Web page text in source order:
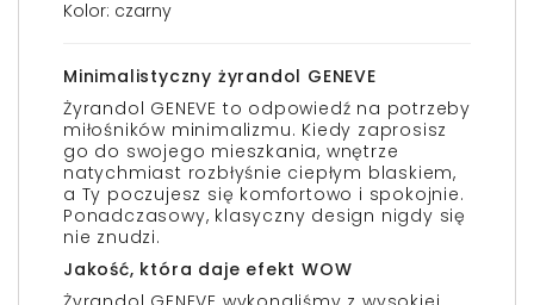
Kolor: czarny
Minimalistyczny żyrandol GENEVE
Żyrandol GENEVE to odpowiedź na potrzeby
miłośników minimalizmu. Kiedy zaprosisz
go do swojego mieszkania, wnętrze
natychmiast rozbłyśnie ciepłym blaskiem,
a Ty poczujesz się komfortowo i spokojnie.
Ponadczasowy, klasyczny design nigdy się
nie znudzi.
Jakość, która daje efekt WOW